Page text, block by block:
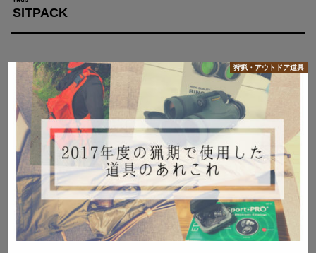
SITPACK
狩猟・アウトドア道具